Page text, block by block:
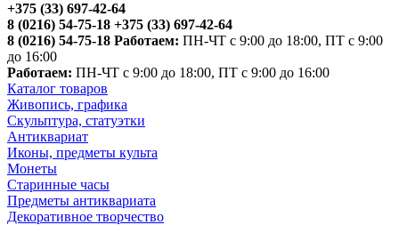
+375 (33) 697-42-64
8 (0216) 54-75-18 +375 (33) 697-42-64
8 (0216) 54-75-18 Работаем: ПН-ЧТ с 9:00 до 18:00, ПТ с 9:00
до 16:00
Работаем: ПН-ЧТ с 9:00 до 18:00, ПТ с 9:00 до 16:00
Каталог товаров
Живопись, графика
Скульптура, статуэтки
Антиквариат
Иконы, предметы культа
Монеты
Старинные часы
Предметы антиквариата
Декоративное творчество